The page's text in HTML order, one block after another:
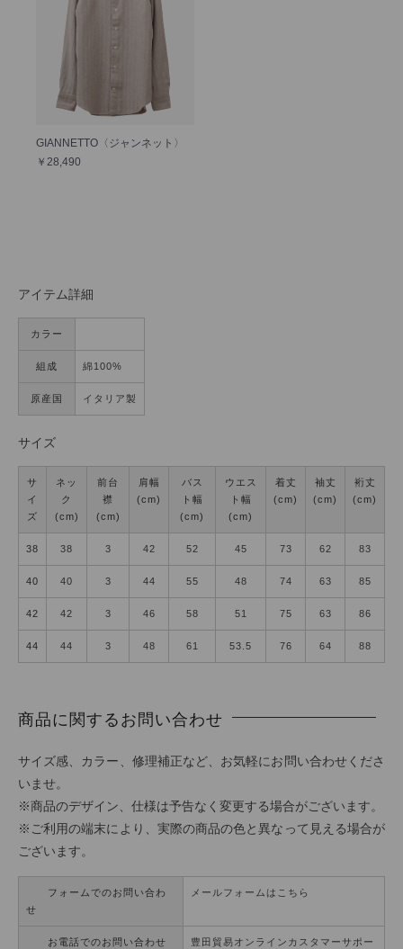
GIANNETTO〈ジャンネット〉
￥28,490
アイテム詳細
カラー
組成 綿100%
原産国 イタリア製
サイズ
サ
イ
ズ
ネッ
ク
(cm)
前台
襟
(cm)
肩幅
(cm)
バス
ト幅
(cm)
ウエス
ト幅
(cm)
着丈
(cm)
袖丈
(cm)
裄丈
(cm)
38 38 3 42 52 45 73 62 83
40 40 3 44 55 48 74 63 85
42 42 3 46 58 51 75 63 86
44 44 3 48 61 53.5 76 64 88
商品に関するお問い合わせ
サイズ感、カラー、修理補正など、お気軽にお問い合わせくださ
いませ。
※商品のデザイン、仕様は予告なく変更する場合がございます。
※ご利用の端末により、実際の商品の色と異なって見える場合が
ございます。
フォームでのお問い合わ
せ
メールフォームはこちら
お電話でのお問い合わせ
豊田貿易オンラインカスタマーサポー